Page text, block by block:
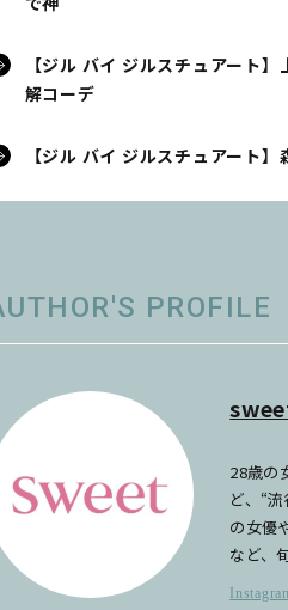
【ジル バイ ジルスチュアート
解コーデ
【ジル バイ ジルスチュアート
PROFILE
28歳の
ど、“
の女優
など、